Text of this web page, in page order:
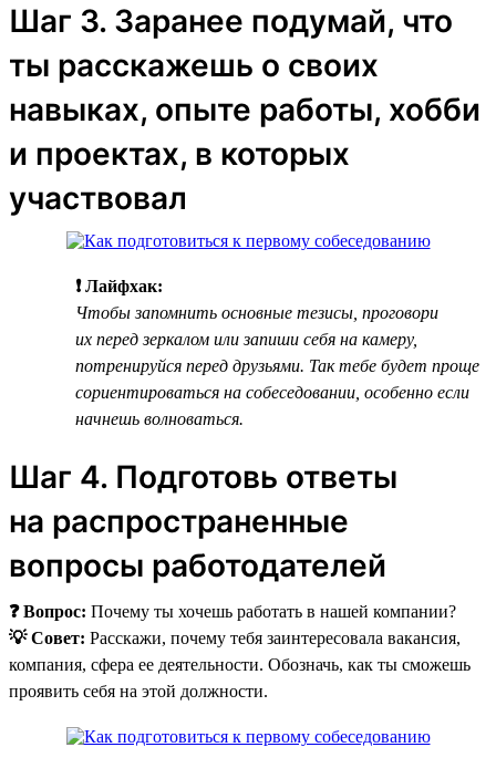
Шаг 3. Заранее подумай, что
ты расскажешь о своих
навыках, опыте работы, хобби
и проектах, в которых
участвовал
❗ Лайфхак:
Чтобы запомнить основные тезисы, проговори
их перед зеркалом или запиши себя на камеру,
потренируйся перед друзьями. Так тебе будет проще
сориентироваться на собеседовании, особенно если
начнешь волноваться.
Шаг 4. Подготовь ответы
на распространенные
вопросы работодателей
❓ Вопрос: Почему ты хочешь работать в нашей компании?
💡 Совет: Расскажи, почему тебя заинтересовала вакансия,
компания, сфера ее деятельности. Обозначь, как ты сможешь
проявить себя на этой должности.